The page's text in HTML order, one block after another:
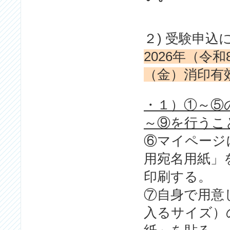
２) 受験申込
2026年（令
（金）消印有
・１）①～⑤
～⑨を行うこ
⑥マイページ
用宛名用紙
印刷する。
⑦自身で用意
入るサイズ